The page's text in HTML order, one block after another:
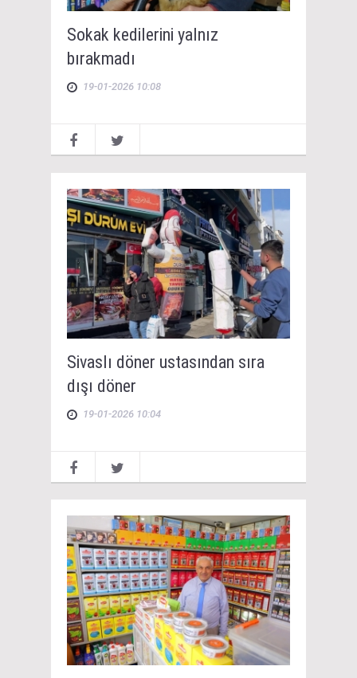
Sokak kedilerini yalnız
bırakmadı
19-01-2026 10:08
Sivaslı döner ustasından sıra
dışı döner
19-01-2026 10:04